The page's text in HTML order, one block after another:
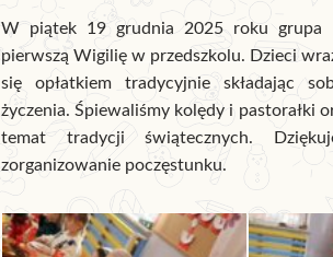
W piątek 19 grudnia 2025 roku grupa
pierwszą Wigilię w przedszkolu. Dzieci
się opłatkiem tradycyjnie składając
życzenia. Śpiewaliśmy kolędy i pastorałki
temat tradycji świątecznych.
zorganizowanie poczęstunku.